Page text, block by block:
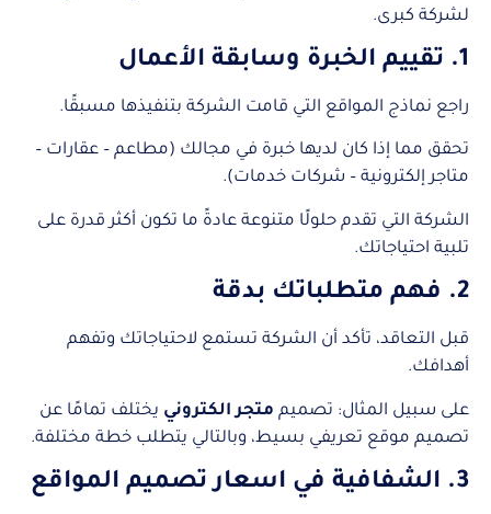
لشركة كبرى.
1. تقييم الخبرة وسابقة الأعمال
راجع نماذج المواقع التي قامت الشركة بتنفيذها مسبقًا.
تحقق مما إذا كان لديها خبرة في مجالك (مطاعم – عقارات –
متاجر إلكترونية – شركات خدمات).
الشركة التي تقدم حلولًا متنوعة عادةً ما تكون أكثر قدرة على
تلبية احتياجاتك.
2. فهم متطلباتك بدقة
قبل التعاقد، تأكد أن الشركة تستمع لاحتياجاتك وتفهم
أهدافك.
على سبيل المثال: تصميم متجر الكتروني يختلف تمامًا عن
تصميم موقع تعريفي بسيط، وبالتالي يتطلب خطة مختلفة.
3. الشفافية في اسعار تصميم المواقع